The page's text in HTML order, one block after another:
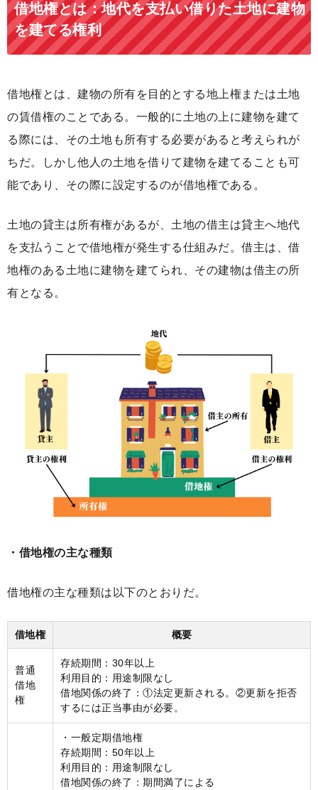
借地権とは：地代を支払い借りた土地に建物
を建てる権利
借地権とは、建物の所有を目的とする地上権または土地
の賃借権のこと である。一般的に土地の上に建物を建て
る際には、その土地も所有する必要があると考えられが
ちだ。しかし他人の土地を借りて建物を建てることも可
能であり、その際に設定するのが借地権である。
土地の貸主は所有権があるが、土地の借主は貸主へ地代
を支払うことで借地権が発生する仕組みだ。借主は、借
地権のある土地に建物を建てられ、その建物は借主の所
有となる。
・借地権の主な種類
借地権の主な種類は以下のとおりだ。
借地権 概要
普通
借地
権
存続期間：30年以上
利用目的：用途制限なし
借地関係の終了：①法定更新される。②更新を拒否
するには正当事由が必要。
・一般定期借地権
存続期間：50年以上
利用目的：用途制限なし
借地関係の終了：期間満了による